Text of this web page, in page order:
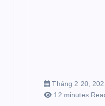
Tháng 2 20,
12 minutes